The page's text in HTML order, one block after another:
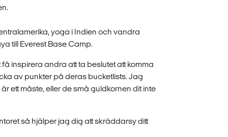
yoga i Indien och vandra
till Everest Base Camp.
inspirera andra att ta beslutet att komma
av punkter på deras bucketlists. Jag
ett måste, eller de små guldkornen dit inte
så hjälper jag dig att skräddarsy ditt